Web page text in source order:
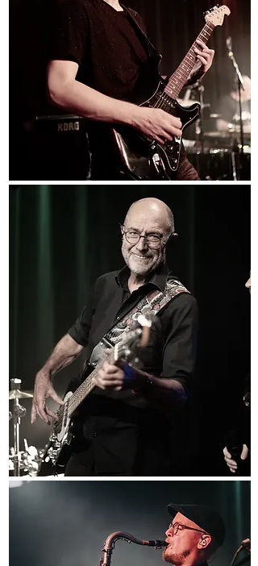
Manfred Jost
Lukas Becker